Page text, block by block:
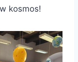
kosmos!